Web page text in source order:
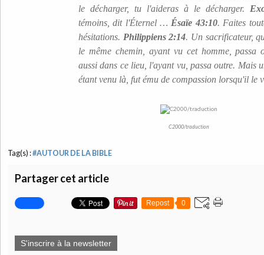
le décharger, tu l'aideras à le décharger.
témoins, dit l'Éternel … Ésaïe 43:10. Faites
hésitations. Philippiens 2:14. Un sacrificateur,
le même chemin, ayant vu cet homme,
aussi dans ce lieu, l'ayant vu, passa outre. Mais
étant venu là, fut ému de compassion lorsqu'il le
C2000/traduction
Tag(s) :#AUTOUR DE LA BIBLE
Partager cet article
Repost 0
S'inscrire à la newsletter